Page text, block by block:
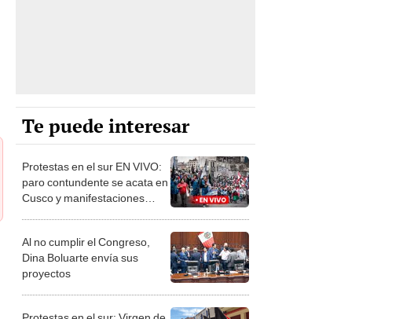
Te puede interesar
Protestas en el sur EN VIVO:
paro contundente se acata en
Cusco y manifestaciones
iniciaron en Arequipa
Al no cumplir el Congreso,
Dina Boluarte envía sus
Protestas en el sur: Virgen de